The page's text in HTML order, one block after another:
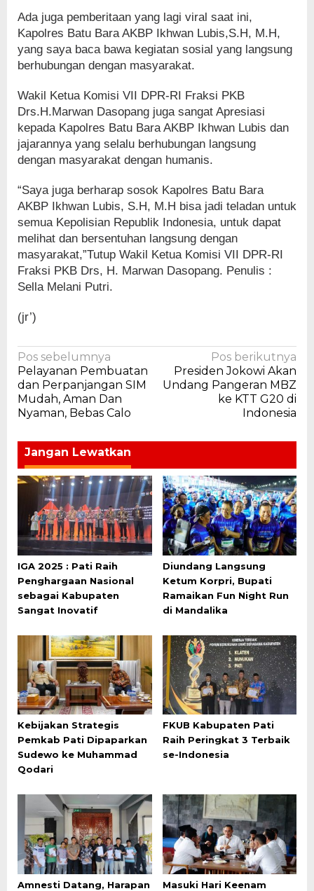
Ada juga pemberitaan yang lagi viral saat ini,
Kapolres Batu Bara AKBP Ikhwan Lubis,S.H, M.H,
yang saya baca bawa kegiatan sosial yang langsung
berhubungan dengan masyarakat.
Wakil Ketua Komisi VII DPR-RI Fraksi PKB
Drs.H.Marwan Dasopang juga sangat Apresiasi
kepada Kapolres Batu Bara AKBP Ikhwan Lubis dan
jajarannya yang selalu berhubungan langsung
dengan masyarakat dengan humanis.
“Saya juga berharap sosok Kapolres Batu Bara
AKBP Ikhwan Lubis, S.H, M.H bisa jadi teladan untuk
semua Kepolisian Republik Indonesia, untuk dapat
melihat dan bersentuhan langsung dengan
masyarakat,”Tutup Wakil Ketua Komisi VII DPR-RI
Fraksi PKB Drs, H. Marwan Dasopang. Penulis :
Sella Melani Putri.
(jr’)
Navigasi
pos
Pos sebelumnya
Pelayanan Pembuatan
dan Perpanjangan SIM
Mudah, Aman Dan
Nyaman, Bebas Calo
Pos berikutnya
Presiden Jokowi Akan
Undang Pangeran MBZ
ke KTT G20 di
Indonesia
Jangan Lewatkan
IGA 2025 : Pati Raih
Penghargaan Nasional
sebagai Kabupaten
Sangat Inovatif
Diundang Langsung
Ketum Korpri, Bupati
Ramaikan Fun Night Run
di Mandalika
Kebijakan Strategis
Pemkab Pati Dipaparkan
Sudewo ke Muhammad
Qodari
FKUB Kabupaten Pati
Raih Peringkat 3 Terbaik
se-Indonesia
Amnesti Datang, Harapan
Masuki Hari Keenam